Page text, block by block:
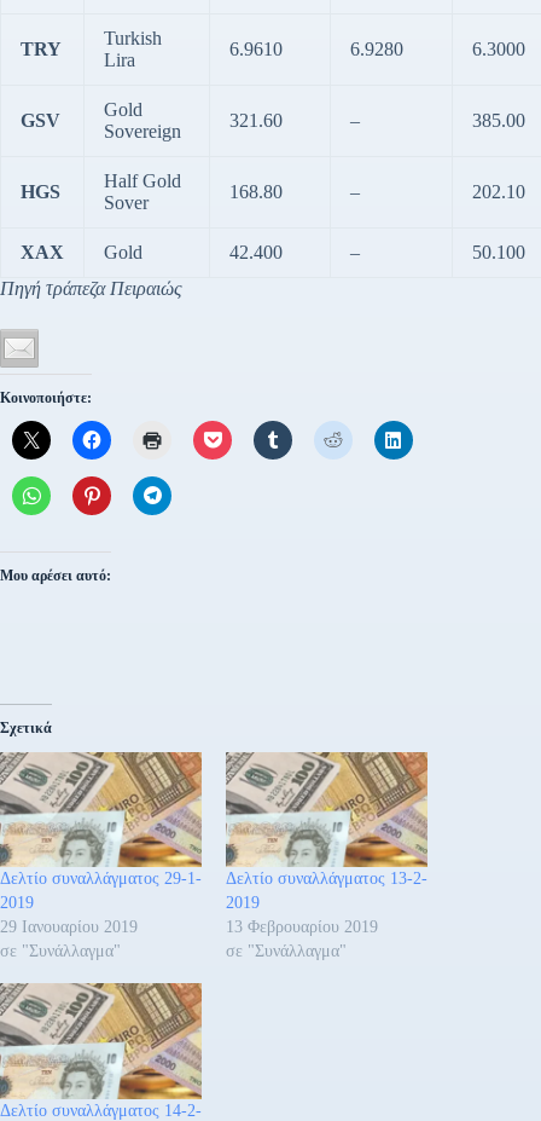
TRY
Turkish
Lira
6.9610 6.9280 6.3000
GSV
Gold
Sovereign
321.60 – 385.00
HGS
Half Gold
Sover
168.80 – 202.10
XAX Gold 42.400 –
50.100
Πηγή τράπεζα Πειραιώς
Κοινοποιήστε:
Μου αρέσει αυτό:
Σχετικά
Δελτίο συναλλάγματος 29-1-
2019
29 Ιανουαρίου 2019
σε "Συνάλλαγμα"
Δελτίο συναλλάγματος 13-2-
2019
13 Φεβρουαρίου 2019
σε "Συνάλλαγμα"
Δελτίο συναλλάγματος 14-2-